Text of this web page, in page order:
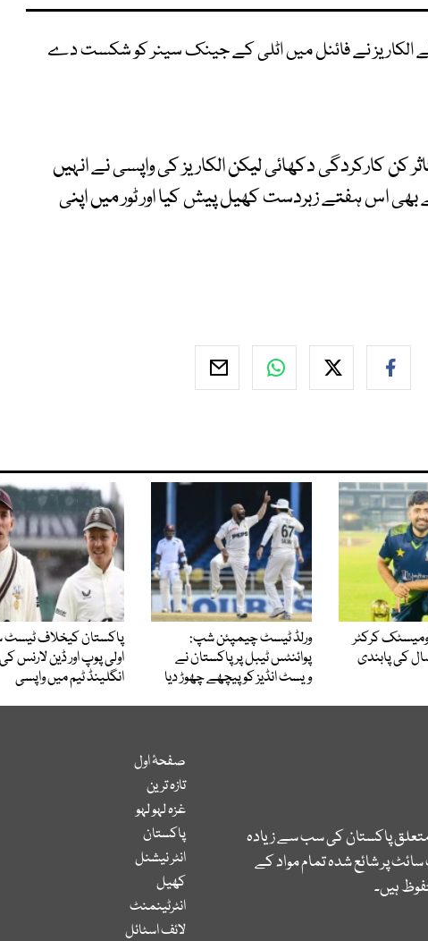
الکاریز نے فائنل میں اٹلی کے جینک سینر کو شکست دے
کن کارکردگی دکھائی لیکن الکاریز کی واپسی نے انہیں
بھی اس ہفتے زبردست کھیل پیش کیا اور ٹور میں اپنی
کرکٹر
کی پابندی
ورلڈ ٹیسٹ چیمپئن شپ:
پوائنٹس ٹیبل پر پاکستان نے
ویسٹ انڈیز کو پیچھے چھوڑ دیا
پاکستان کیخلاف ٹیسٹ
اولی پوپ اور ڈین لارنس کی
انگلینڈ ٹیم میں واپسی
پاکستان کی سب سے زیادہ
پر شائع شدہ تمام مواد کے
ہیں۔
صفحۂ اول
تازہ ترین
غزہ لہو لہو
پاکستان
انٹر نیشنل
کھیل
انٹرٹینمنٹ
لائف اسٹائل